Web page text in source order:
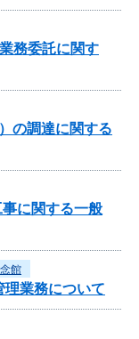
務委託に関す
の調達に関する
に関する一般
館
理業務について